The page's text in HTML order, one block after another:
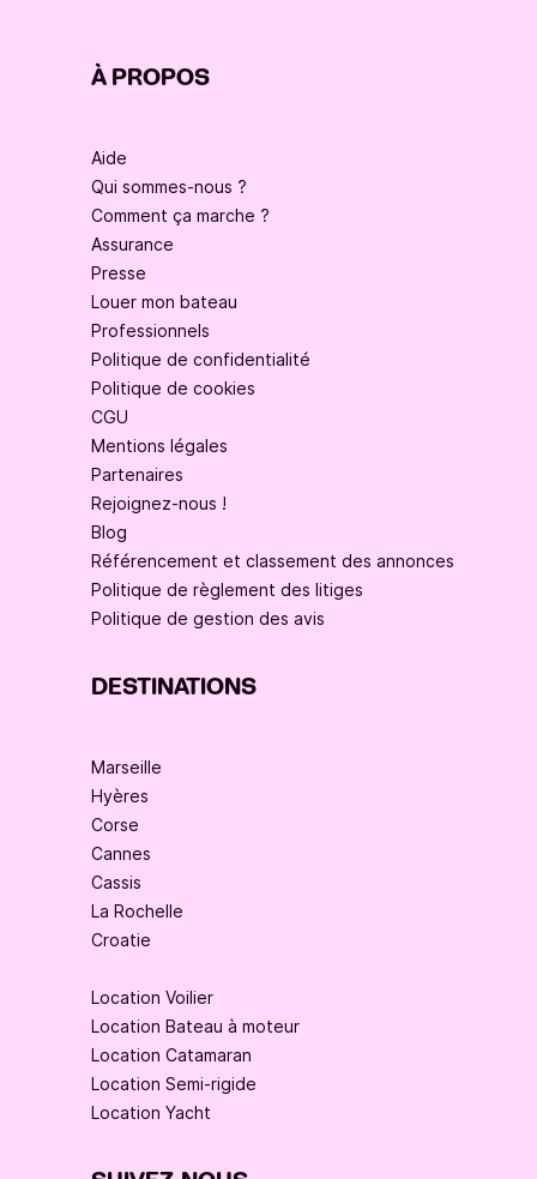
À PROPOS
Aide
Qui sommes-nous ?
Comment ça marche ?
Assurance
Presse
Louer mon bateau
Professionnels
Politique de confidentialité
Politique de cookies
CGU
Mentions légales
Partenaires
Rejoignez-nous !
Blog
Référencement et classement des annonces
Politique de règlement des litiges
Politique de gestion des avis
DESTINATIONS
Marseille
Hyères
Corse
Cannes
Cassis
La Rochelle
Croatie
Location Voilier
Location Bateau à moteur
Location Catamaran
Location Semi-rigide
Location Yacht